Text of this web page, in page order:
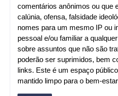
comentários anônimos ou que
calúnia, ofensa, falsidade
nomes para um mesmo IP ou
pessoal e/ou familiar a
sobre assuntos que não são
poderão ser suprimidos, bem
links. Este é um espaço
mantido limpo para o bem-